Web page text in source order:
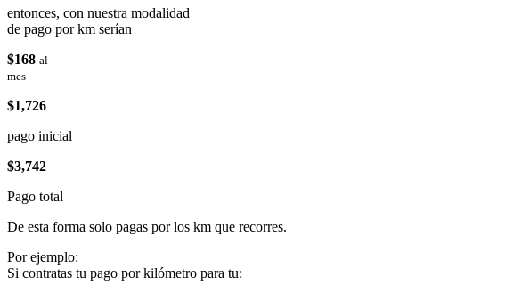
entonces, con nuestra modalidad
de pago por km serían
$168 al
mes
$1,726
pago inicial
$3,742
Pago total
De esta forma solo pagas por los km que recorres.
Por ejemplo:
Si contratas tu pago por kilómetro para tu: